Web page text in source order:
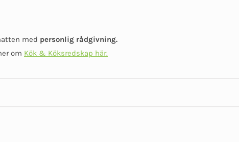
med personlig rådgivning.
om Kök & Köksredskap här.